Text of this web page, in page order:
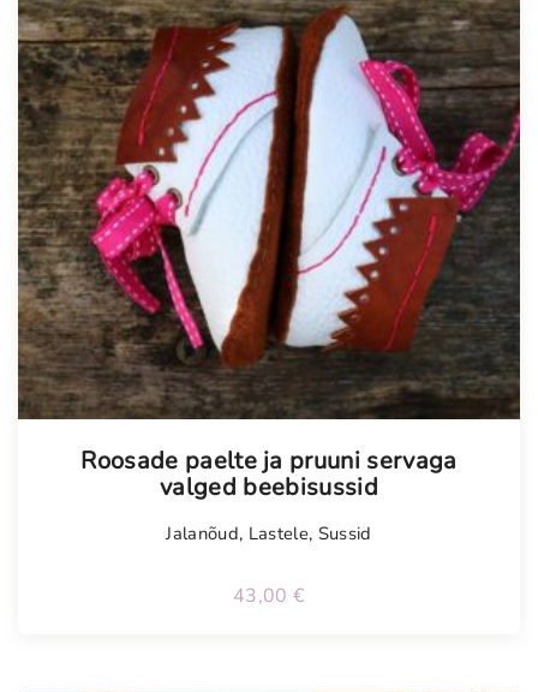
Roosade paelte ja pruuni servaga
valged beebisussid
Jalanõud, Lastele, Sussid
43,00 €